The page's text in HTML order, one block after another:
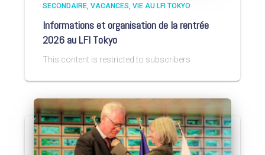
SECONDAIRE VACANCES VIE AU LFI TOKYO
Informations et organisation de la rentrée
2026 au LFI Tokyo
This content is restricted to subscribers